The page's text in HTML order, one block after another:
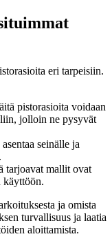
eri tarpeisiin.
pistorasioita voidaan
jolloin ne pysyvät
seinälle ja
tarjoavat mallit ovat
käyttöön.
ja omista
turvallisuus ja laatia
aloittamista.